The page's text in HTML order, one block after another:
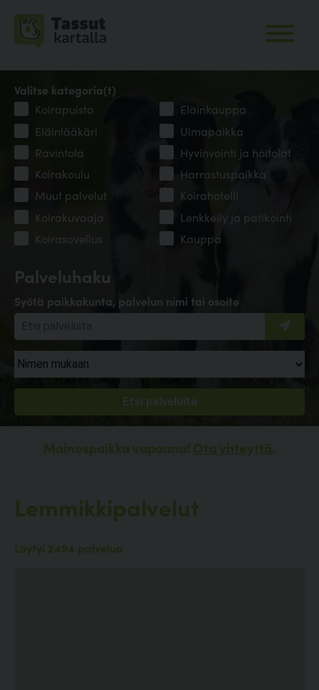
Palveluhaku
Syötä paikkakunta, palvelun nimi tai osoite
Valitse kategoria(t)
Koirapuisto
Eläinkauppa
Eläinlääkäri
Uimapaikka
Ravintola
Hyvinvointi ja hoitolat
Koirakoulu
Harrastuspaikka
Muut palvelut
Koirahotelli
Koirakuvaaja
Lenkkeily ja patikointi
Koirasovellus
Kauppa
Mainospaikka vapaana! Ota yhteyttä.
Lemmikkipalvelut
Löytyi 2494 palvelua